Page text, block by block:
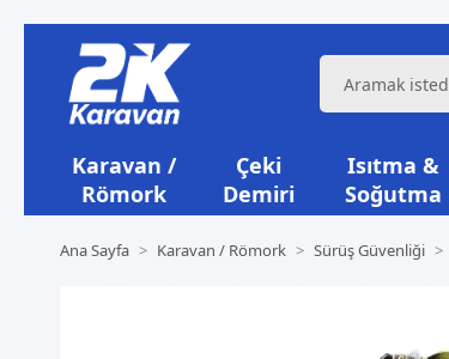
Karavan /
Römork
Çeki
Demiri
Isıtma &
Soğutma
Ana Sayfa Karavan / Römork Sürüş Güvenliği